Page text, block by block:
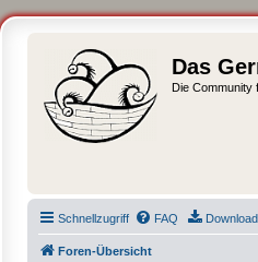
Das
Die Community
Schnellzugriff FAQ
Foren-Übersicht